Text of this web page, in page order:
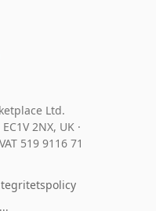
Ltd.
2NX, UK ·
VAT 519 9116 71